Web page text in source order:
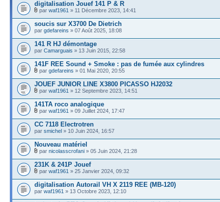
digitalisation Jouef 141 P & R
par waf1961 » 11 Décembre 2023, 14:41
soucis sur X3700 De Dietrich
par gdefareins » 07 Août 2025, 18:08
141 R HJ démontage
par Camarguais » 13 Juin 2015, 22:58
141F REE Sound + Smoke : pas de fumée aux cylindres
par gdefareins » 01 Mai 2020, 20:55
JOUEF JUNIOR LINE X3800 PICASSO HJ2032
par waf1961 » 12 Septembre 2023, 14:51
141TA roco analogique
par waf1961 » 09 Juillet 2024, 17:47
CC 7118 Electrotren
par smichel » 10 Juin 2024, 16:57
Nouveau matériel
par nicolasscrofani » 05 Juin 2024, 21:28
231K & 241P Jouef
par waf1961 » 25 Janvier 2024, 09:32
digitalisation Autorail VH X 2119 REE (MB-120)
par waf1961 » 13 Octobre 2023, 12:10